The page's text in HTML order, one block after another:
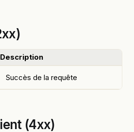
Description
Succès de la requête
(4xx)